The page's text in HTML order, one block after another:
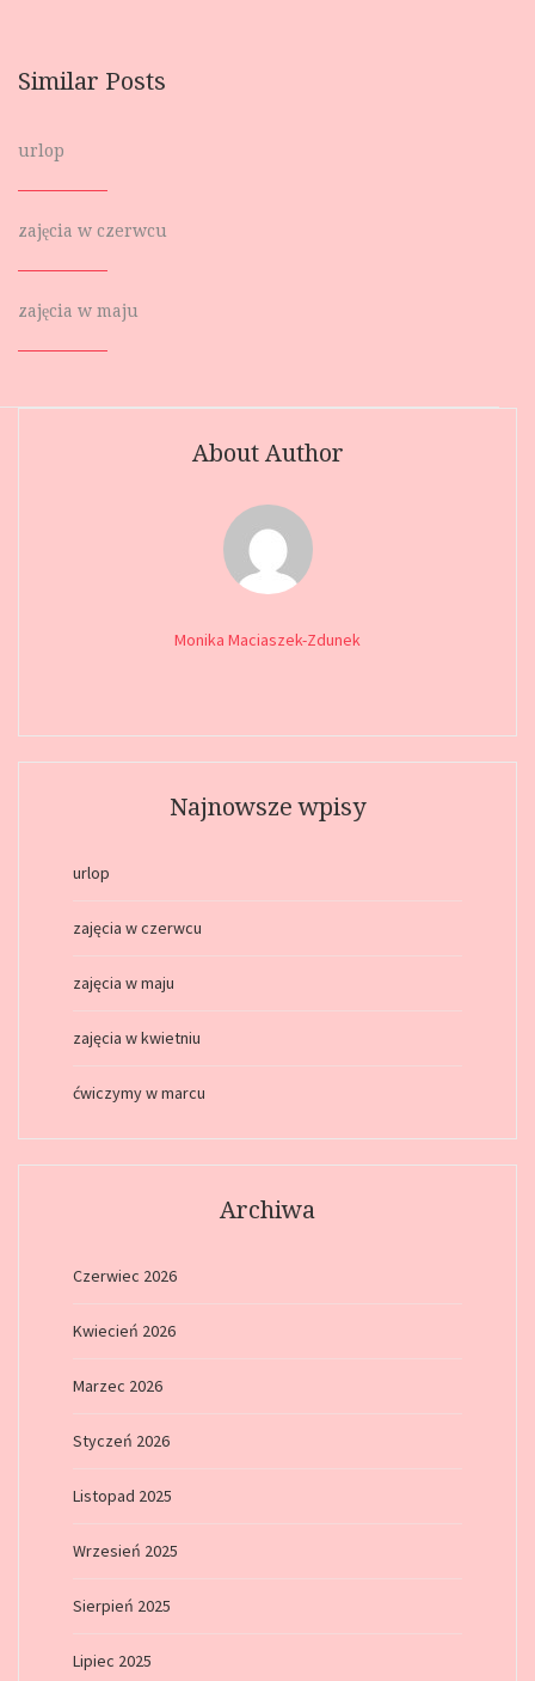
Similar Posts
urlop
zajęcia w czerwcu
zajęcia w maju
About Author
Monika Maciaszek-Zdunek
Najnowsze wpisy
urlop
zajęcia w czerwcu
zajęcia w maju
zajęcia w kwietniu
ćwiczymy w marcu
Archiwa
Czerwiec 2026
Kwiecień 2026
Marzec 2026
Styczeń 2026
Listopad 2025
Wrzesień 2025
Sierpień 2025
Lipiec 2025